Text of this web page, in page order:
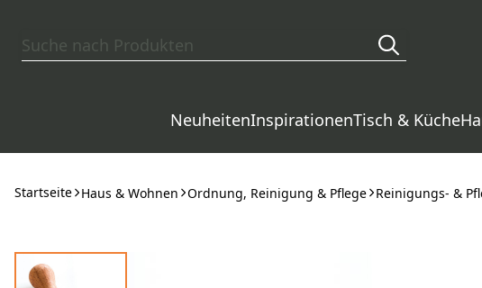
NeuheitenInspirationenTisch & Küche
Startseite Haus & Wohnen Ordnung, Reinigung & Pflege Reinigungs- &